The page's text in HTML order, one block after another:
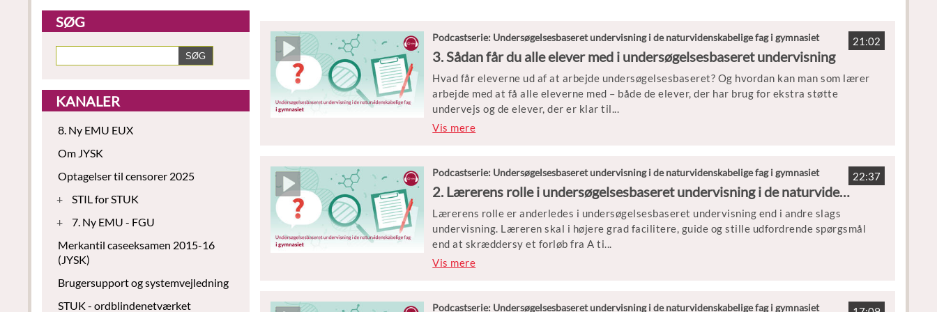
SØG
KANALER
8. Ny EMU EUX
Om JYSK
Optagelser til censorer 2025
+
STIL for STUK
+
7. Ny EMU - FGU
Merkantil caseeksamen 2015-16
(JYSK)
Brugersupport og systemvejledning
STUK - ordblindenetværket
21:02
Podcastserie: Undersøgelsesbaseret undervisning i de naturvidenskabelige fag i gymnasiet
3. Sådan får du alle elever med i undersøgelsesbaseret undervisning
Hvad får eleverne ud af at arbejde undersøgelsesbaseret? Og hvordan kan man som lærer
arbejde med at få alle eleverne med – både de elever, der har brug for ekstra støtte
undervejs og de elever, der er klar til...
større udfordringer?
klassen.
Medvirkende
Lene Møller Madsen, lektor i naturfagsdidaktik på Institut for Naturfagenes Didaktik,
Københavns Universitet
Jesper Houmann Kattai, lærer på Odense Tekniske Gymnasium
Vis mere
22:37
Podcastserie: Undersøgelsesbaseret undervisning i de naturvidenskabelige fag i gymnasiet
2. Lærerens rolle i undersøgelsesbaseret undervisning i de naturvidenskabelige fag
Lærerens rolle er anderledes i undersøgelsesbaseret undervisning end i andre slags
undervisning. Læreren skal i højere grad facilitere, guide og stille udfordrende spørgsmål
end at skræddersy et forløb fra A ti...
l Z og give eleverne alle svarene.
Vis mere
Podcastserie: Undersøgelsesbaseret undervisning i de naturvidenskabelige fag i gymnasiet